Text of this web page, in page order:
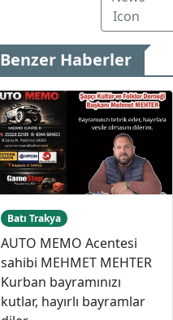
Benzer Haberler
Batı Trakya
AUTO MEMO Acentesi
sahibi MEHMET MEHTER
Kurban bayramınızı
kutlar, hayırlı bayramlar